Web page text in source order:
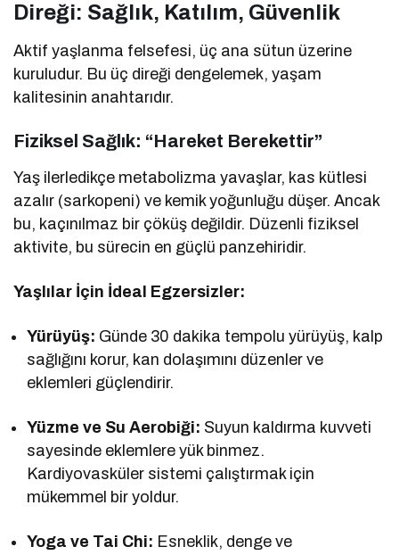
Direği: Sağlık, Katılım, Güvenlik
Aktif yaşlanma felsefesi, üç ana sütun üzerine
kuruludur. Bu üç direği dengelemek, yaşam
kalitesinin anahtarıdır.
Fiziksel Sağlık: “Hareket Berekettir”
Yaş ilerledikçe metabolizma yavaşlar, kas kütlesi
azalır (sarkopeni) ve kemik yoğunluğu düşer. Ancak
bu, kaçınılmaz bir çöküş değildir. Düzenli fiziksel
aktivite, bu sürecin en güçlü panzehiridir.
Yaşlılar İçin İdeal Egzersizler:
Yürüyüş: Günde 30 dakika tempolu yürüyüş, kalp
sağlığını korur, kan dolaşımını düzenler ve
eklemleri güçlendirir.
Yüzme ve Su Aerobiği: Suyun kaldırma kuvveti
sayesinde eklemlere yük binmez.
Kardiyovasküler sistemi çalıştırmak için
mükemmel bir yoldur.
Yoga ve Tai Chi: Esneklik, denge ve